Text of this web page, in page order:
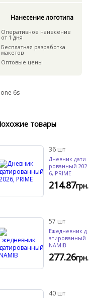
Нанесение логотипа
Оперативное нанесение
от 1 дня
Бесплатная разработка
макетов
Оптовые цены
товары
36 шт
Дневник дати
рованный 202
6, PRIME
214.87грн.
57 шт
Ежедневник д
атированный
NAMIB
277.26грн.
40 шт